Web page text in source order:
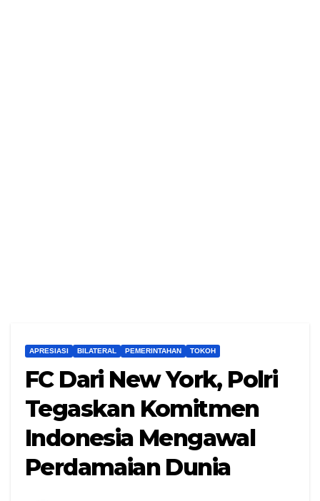
APRESIASI BILATERAL PEMERINTAHAN TOKOH
FC Dari New York, Polri
Tegaskan Komitmen
Indonesia Mengawal
Perdamaian Dunia